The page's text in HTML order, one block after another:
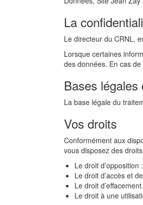
La
Le directeur du CRNL,
Lorsque certaines
des données. En cas
Bases
La base légale du
Vos droits
Conformément aux
vous disposez des
Le droit
Le droit d’accès et
Le droit d’effacement
Le droit à une